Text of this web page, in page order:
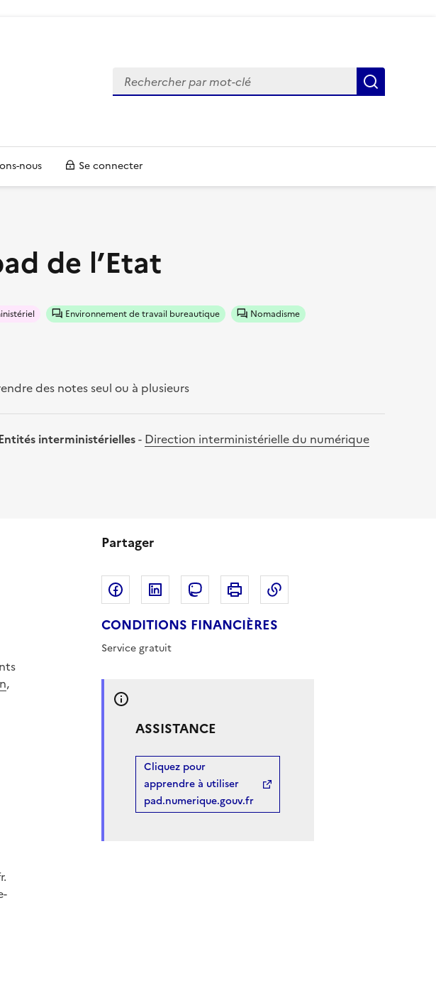
Rechercher
nous Se connecter
de l’Etat
Environnement de travail bureautique Nomadisme
des notes seul ou à plusieurs
interministérielles- Direction interministérielle du numérique
,
Partager
Partager sur Facebook
Partager sur LinkedIn
Partager sur Mastodon
Imprimer
CONDITIONS FINANCIÈRES
Service gratuit
ASSISTANCE
Cliquez pour
apprendre à utiliser
pad.numerique.gouv.fr